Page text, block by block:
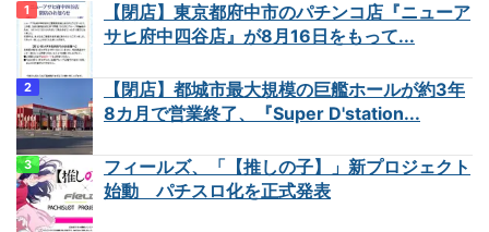
【閉店】東京都府中市のパチンコ店『ニューア
サヒ府中四谷店』が8月16日をもって...
【閉店】都城市最大規模の巨艦ホールが約3年
8カ月で営業終了、『Super D'station...
フィールズ、「【推しの子】」新プロジェクト
始動 パチスロ化を正式発表